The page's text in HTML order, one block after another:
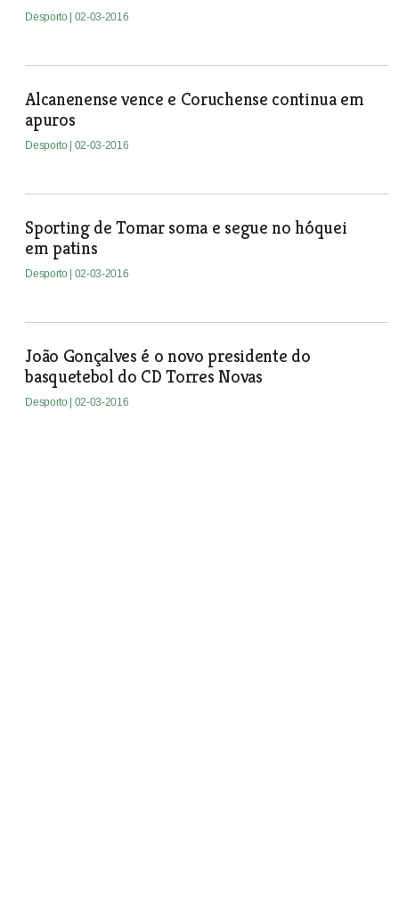
Desporto | 02-03-2016
Alcanenense vence e Coruchense continua em
apuros
Desporto | 02-03-2016
Sporting de Tomar soma e segue no hóquei
em patins
Desporto | 02-03-2016
João Gonçalves é o novo presidente do
basquetebol do CD Torres Novas
Desporto | 02-03-2016